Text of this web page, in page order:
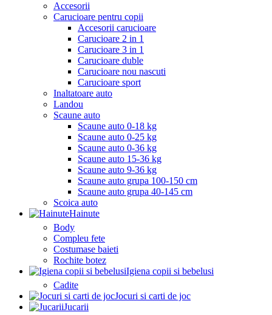
Accesorii
Carucioare pentru copii
Accesorii carucioare
Carucioare 2 in 1
Carucioare 3 in 1
Carucioare duble
Carucioare nou nascuti
Carucioare sport
Inaltatoare auto
Landou
Scaune auto
Scaune auto 0-18 kg
Scaune auto 0-25 kg
Scaune auto 0-36 kg
Scaune auto 15-36 kg
Scaune auto 9-36 kg
Scaune auto grupa 100-150 cm
Scaune auto grupa 40-145 cm
Scoica auto
Hainute
Body
Compleu fete
Costumase baieti
Rochite botez
Igiena copii si bebelusi
Cadite
Jocuri si carti de joc
Jucarii